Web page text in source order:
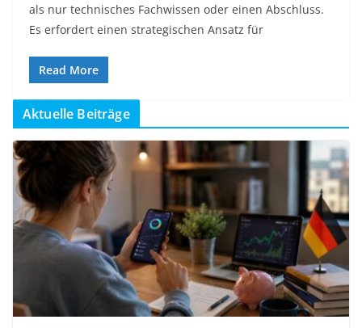
als nur technisches Fachwissen oder einen Abschluss.
Es erfordert einen strategischen Ansatz für
Read More
Aktuelle Beiträge